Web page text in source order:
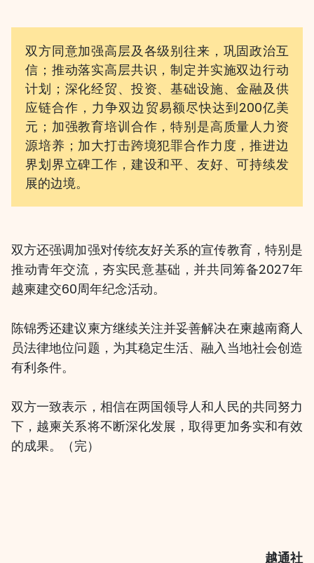
双方同意加强高层及各级别往来，巩固政治互
信；推动落实高层共识，制定并实施双边行动
计划；深化经贸、投资、基础设施、金融及供
应链合作，力争双边贸易额尽快达到200亿美
元；加强教育培训合作，特别是高质量人力资
源培养；加大打击跨境犯罪合作力度，推进边
界划界立碑工作，建设和平、友好、可持续发
展的边境。
双方还强调加强对传统友好关系的宣传教育，特别是
推动青年交流，夯实民意基础，并共同筹备2027年
越柬建交60周年纪念活动。
陈锦秀还建议柬方继续关注并妥善解决在柬越南裔人
员法律地位问题，为其稳定生活、融入当地社会创造
有利条件。
双方一致表示，相信在两国领导人和人民的共同努力
下，越柬关系将不断深化发展，取得更加务实和有效
的成果。（完）
越通社